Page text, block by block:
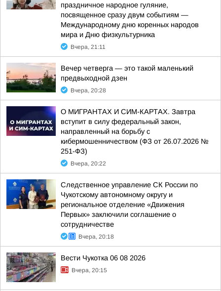
праздничное народное гуляние,
посвященное сразу двум событиям —
Международному дню коренных народов
мира и Дню физкультурника
Вчера, 21:11
Вечер четверга — это такой маленький
предвыходной дзен
Вчера, 20:28
О МИГРАНТАХ И СИМ-КАРТАХ. Завтра
вступит в силу федеральный закон,
направленный на борьбу с
кибермошенничеством (ФЗ от 26.07.2026 №
251-ФЗ)
Вчера, 20:22
Следственное управление СК России по
Чукотскому автономному округу и
региональное отделение «Движения
Первых» заключили соглашение о
сотрудничестве
Вчера, 20:18
Вести Чукотка 06 08 2026
Вчера, 20:15